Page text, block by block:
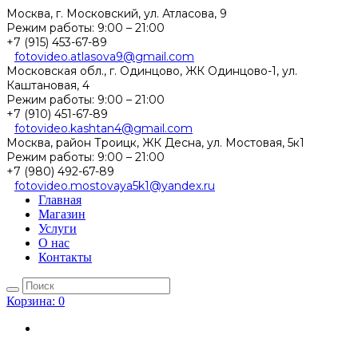
Москва, г. Московский, ул. Атласова, 9
Режим работы: 9:00 – 21:00
+7 (915) 453-67-89
fotovideo.atlasova9@gmail.com
Московская обл., г. Одинцово, ЖК Одинцово-1, ул.
Каштановая, 4
Режим работы: 9:00 – 21:00
+7 (910) 451-67-89
fotovideo.kashtan4@gmail.com
Москва, район Троицк, ЖК Десна, ул. Мостовая, 5к1
Режим работы: 9:00 – 21:00
+7 (980) 492-67-89
fotovideo.mostovaya5k1@yandex.ru
Главная
Магазин
Услуги
О нас
Контакты
Корзина: 0